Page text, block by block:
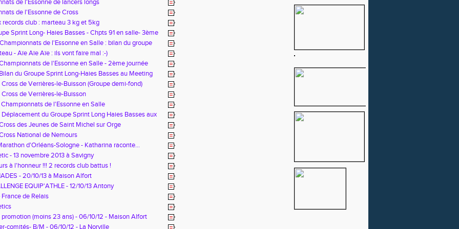
de l'Essonne de lancers longs
de l'Essonne de Cross
records club : marteau 3 kg et 5kg
Sprint Long- Haies Basses - Chpts 91 en salle- 3ème
Championnats de l'Essonne en Salle : bilan du groupe
- Aïe Aïe Aïe : ils vont faire mal :-)
Championnats de l'Essonne en Salle - 2ème journée
Bilan du Groupe Sprint Long-Haies Basses au Meeting
Cross de Verrières-le-Buisson (Groupe demi-fond)
Cross de Verrières-le-Buisson
Championnats de l'Essonne en Salle
Déplacement du Groupe Sprint Long Haies Basses aux
du CDOA » à Nogent sur Oise
des Jeunes de Saint Michel sur Orge
National de Nemours
d'Orléans-Sologne - Katharina raconte...
- 13 novembre 2013 à Savigny
à l'honneur !!! 2 records club battus !
- 20/10/13 à Maison Alfort
EQUIP'ATHLE - 12/10/13 Antony
de Relais
promotion (moins 23 ans) - 06/10/12 - Maison Alfort
comités- B/M - 06/10/12 - La Norville